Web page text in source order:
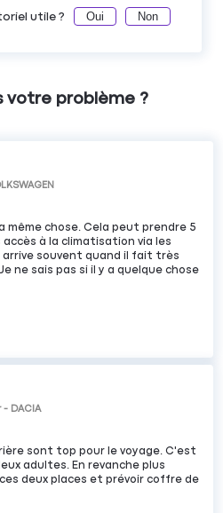
utile ? Oui Non
votre problème ?
même chose. Cela peut prendre 5
à la climatisation via les
arrive souvent quand il fait très
ne sais pas si il y a quelque chose
DACIA
sont top pour le voyage. C'est
adultes. En revanche plus
deux places et prévoir coffre de